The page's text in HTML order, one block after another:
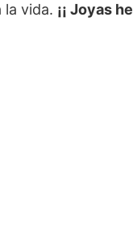
la vida. ¡¡ Joyas